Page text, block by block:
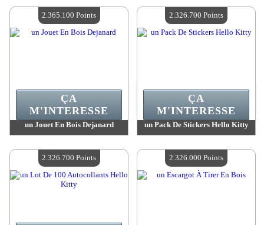
Quantité Disponible :4
Quantité Disponible :4
un Jouet En Bois Dejanard
Quantité Disponible :4
ÇA
M'INTERESSE
2.365.100 Points
un Pack De Stickers Hello Kitty
Quantité Disponible :4
ÇA
M'INTERESSE
2.326.700 Points
2.326.700 Points 2.326.000 Points